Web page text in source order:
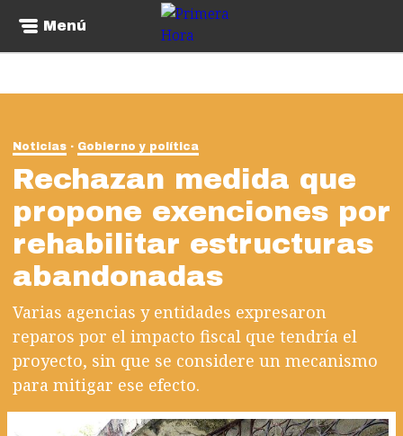
Menú
Noticias Gobierno y política
Rechazan medida que
propone exenciones por
rehabilitar estructuras
abandonadas
Varias agencias y entidades expresaron
reparos por el impacto fiscal que tendría el
proyecto, sin que se considere un mecanismo
para mitigar ese efecto.